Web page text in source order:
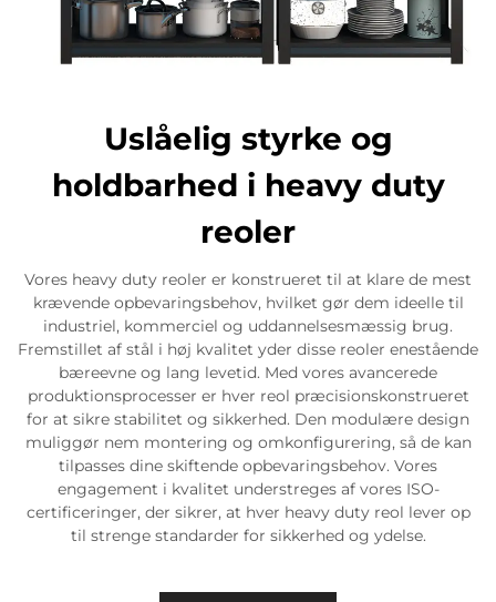
Uslåelig styrke og
holdbarhed i heavy duty
reoler
Vores heavy duty reoler er konstrueret til at klare de mest
krævende opbevaringsbehov, hvilket gør dem ideelle til
industriel, kommerciel og uddannelsesmæssig brug.
Fremstillet af stål i høj kvalitet yder disse reoler enestående
bæreevne og lang levetid. Med vores avancerede
produktionsprocesser er hver reol præcisionskonstrueret
for at sikre stabilitet og sikkerhed. Den modulære design
muliggør nem montering og omkonfigurering, så de kan
tilpasses dine skiftende opbevaringsbehov. Vores
engagement i kvalitet understreges af vores ISO-
certificeringer, der sikrer, at hver heavy duty reol lever op
til strenge standarder for sikkerhed og ydelse.